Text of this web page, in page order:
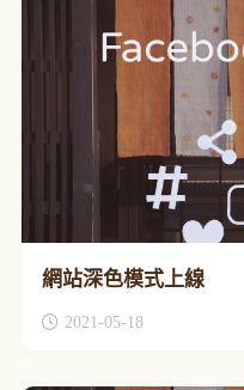
網站深色模式上線
2021-05-18